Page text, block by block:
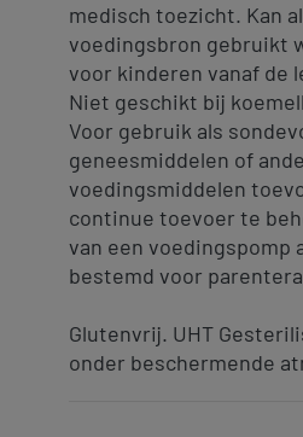
medisch toezicht. Kan
voedingsbron gebruikt
voor kinderen vanaf de
Niet geschikt bij
Voor gebruik als
geneesmiddelen of
voedingsmiddelen
continue toevoer te
van een voedingspomp
bestemd voor
Glutenvrij. UHT
onder beschermende